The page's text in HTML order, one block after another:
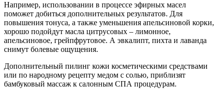
Например, использовании в процессе эфирных масел
поможет добиться дополнительных результатов. Для
повышения тонуса, а также уменьшения апельсиновой корки,
хорошо подойдут масла цитрусовых – лимонное,
апельсиновое, грейпфрутовое. А эвкалипт, пихта и лаванда
снимут болевые ощущения.
Дополнительный пилинг кожи косметическими средствами
или по народному рецепту медом с солью, приблизят
бамбуковый массаж к салонным СПА процедурам.